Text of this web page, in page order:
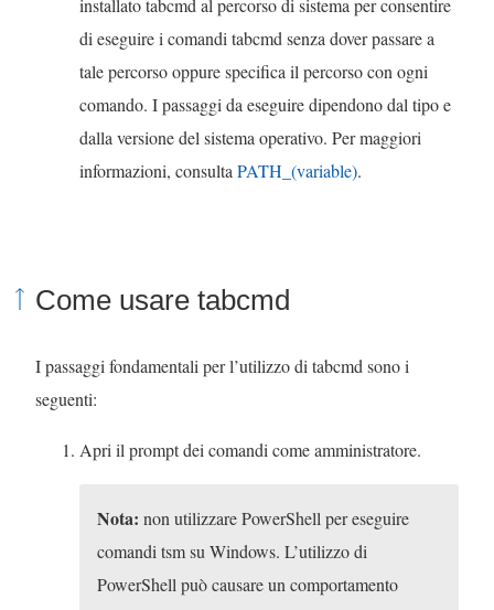
installato tabcmd al percorso di sistema per consentire
di eseguire i comandi tabcmd senza dover passare a
tale percorso oppure specifica il percorso con ogni
comando. I passaggi da eseguire dipendono dal tipo e
dalla versione del sistema operativo. Per maggiori
informazioni, consulta PATH_(variable).
Come usare tabcmd
I passaggi fondamentali per l’utilizzo di tabcmd sono i
seguenti:
Apri il prompt dei comandi come amministratore.
Nota: non utilizzare PowerShell per eseguire
comandi tsm su Windows. L’utilizzo di
PowerShell può causare un comportamento